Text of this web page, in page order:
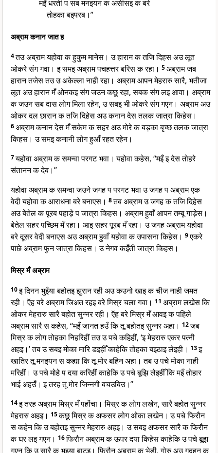
मइँ धरती प सब मनइयन क असीसइ क बरे
तोहका बइपरब।”
अब्राम कनान जात ह
4तउ अब्राम यहोवा क हुकुम मानेस। उ हारान क तजि दिहस अउ लूत
ओकरे संग गवा। इ समइ अब्राम पचहत्तर बरिस क रहा। 5अब्राम जब
हारान तजेस तउ उ अकेल्ला नाही रहा। अब्राम आपन मेहरारु सारै, भतीजा
लूत अउ हारान मँ ओनकइ संग जउन कछू रहा, सबक संग लइ आवा। अब्राम
क जउन सब दास लोग मिला रहेन, उ सबइ भी ओकरे संग गएन। अब्राम अउ
ओकर दल छारान क तजि दिहेस अउ कनान देस तलक जात्रा किहेस।
6अब्राम कनान देस मँ सकेम क सहर अउ मोरे क बड़का बृच्छ तलक जात्रा
किहस। उ समइ कनानी लोग हुआँ रहत रहेन।
7यहोवा अब्राम क समन्वा परगट भवा। यहोवा कहेस, “मइँ इ देस तोहरे
संतानन क देब।”
यहोवा अब्राम क समन्वा जउने जगह प परगट भवा उ जगह प अब्राम एक
वेदी यहोवा क आराधना बरे बनाएस। 8तब अब्राम उ जगह क तजि दिहेस
अउ बेतेल क पूरब पहाड़े प जात्रा किहस। अब्राम हुवाँ आपन तम्बू गाड़ेस।
बेतेल सहर पच्छिम मँ रहा। आइ सहर पूरब मँ रहा। उ जगह अब्राम यहोवा
बरे दूसर वेदी बनाएस अउ अब्राम हुवाँ यहोवा क उपासना किहेस। 9एकरे
पाछे अब्राम फुन जात्रा किहस। उ नेगव कइँती जात्रा किहस।
मिस्र मँ अब्राम
10इ दिनन भुइँया बहोतइ झुरान रही अउ कउनो खाइ क चीज नाही जमत
रही। ऍह बरे अब्राम जिअत रहइ बरे मिस्र चला गवा। 11 अब्राम लखेस कि
ओकर मेहरारु सारै बहोत सुन्नर रही। ऍह बरे मिस्र मँ आवइ क पहिले
अब्राम सारै स कहेस, “मइँ जानत हउँ कि तू बहोतइ सुन्नर अहा। 12जब
मिस्र क लोग तोहका निहरिहीं तउ उ पचे कहिहीं, ‘इ मेहरारु एकर पत्नी
अहइ।’ तब उ सबइ मोका मारि डइहीँ काहेकि तोहका बइठाइ लेइही। 13इ
खातिर तू मनइयन स कह्या कि तू मोर बहिन अहा। तब उ पचे मोका नाही
मरिहीं। उ पचे मोहे प दया करिहीं काहेकि उ पचे बूझि लेइहीँ कि मइँ तोहार
भाई अहउँ। इ तरह तू मोर जिन्नगी बचउबिउ।”
14इ तरह अब्राम मिस्र मँ पहोंचा। मिस्र क लोग लखेन, सारै बहोत सुन्नर
मेहरारु अहइ। 15कछू मिस्र क अफसर लोग ओका लखेन। उ पचे फिरौन
स कहेन कि उ बहोतइ सुन्नर मेहरारु अहइ। उ सबइ अफसर सारै क फिरौन
क घर लइ गएन। 16फिरौन अब्राम क ऊपर दया किहेस काहेकि उ पचे बूझ
गएन कि उ सारै क भइया बाटइ। फिरौन अब्राम क भेड़ी, गोरु अउ गदहन क